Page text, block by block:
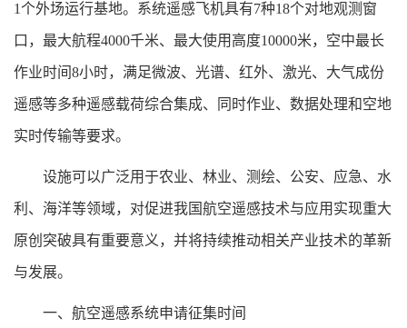
1个外场运行基地。系统遥感飞机具有7种18个对地观测窗
口，最大航程4000千米、最大使用高度10000米，空中最长
作业时间8小时，满足微波、光谱、红外、激光、大气成份
遥感等多种遥感载荷综合集成、同时作业、数据处理和空地
实时传输等要求。
设施可以广泛用于农业、林业、测绘、公安、应急、水
利、海洋等领域，对促进我国航空遥感技术与应用实现重大
原创突破具有重要意义，并将持续推动相关产业技术的革新
与发展。
一、航空遥感系统申请征集时间